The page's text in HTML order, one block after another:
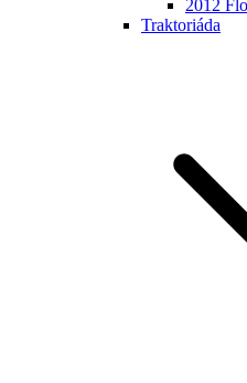
2012
Traktoriáda